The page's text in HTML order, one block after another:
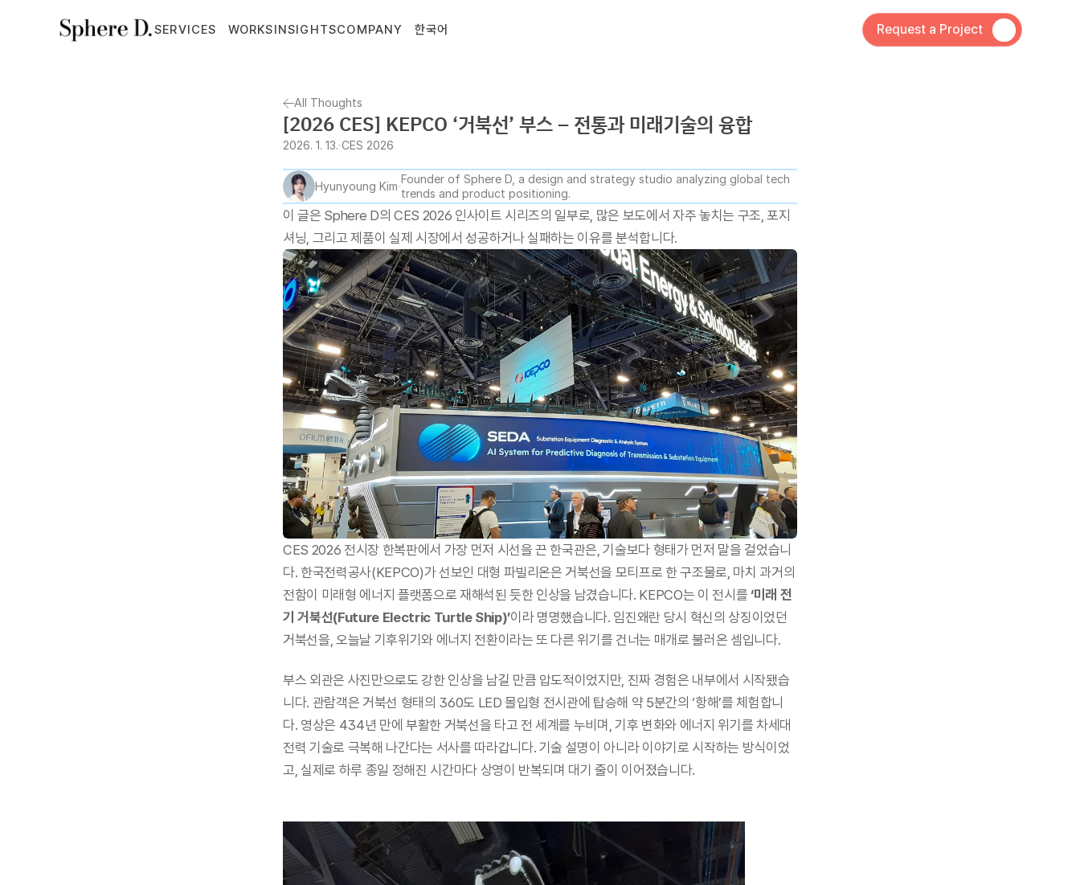
SERVICES WORKSINSIGHTSCOMPANY 한국어 Request a Project
All Thoughts
[2026 CES] KEPCO ‘거북선’ 부스 – 전통과 미래기술의 융합
2026. 1. 13. CES 2026
Hyunyoung Kim
Founder of Sphere D, a design and strategy studio analyzing global tech
trends and product positioning.
이 글은 Sphere D의 CES 2026 인사이트 시리즈의 일부로, 많은 보도에서 자주 놓치는 구조, 포지
셔닝, 그리고 제품이 실제 시장에서 성공하거나 실패하는 이유를 분석합니다.
CES 2026 전시장 한복판에서 가장 먼저 시선을 끈 한국관은, 기술보다 형태가 먼저 말을 걸었습니
다. 한국전력공사(KEPCO)가 선보인 대형 파빌리온은 거북선을 모티프로 한 구조물로, 마치 과거의
전함이 미래형 에너지 플랫폼으로 재해석된 듯한 인상을 남겼습니다. KEPCO는 이 전시를 ‘미래 전
기 거북선(Future Electric Turtle Ship)’이라 명명했습니다. 임진왜란 당시 혁신의 상징이었던
거북선을, 오늘날 기후위기와 에너지 전환이라는 또 다른 위기를 건너는 매개로 불러온 셈입니다.
부스 외관은 사진만으로도 강한 인상을 남길 만큼 압도적이었지만, 진짜 경험은 내부에서 시작됐습
니다. 관람객은 거북선 형태의 360도 LED 몰입형 전시관에 탑승해 약 5분간의 ‘항해’를 체험합니
다. 영상은 434년 만에 부활한 거북선을 타고 전 세계를 누비며, 기후 변화와 에너지 위기를 차세대
전력 기술로 극복해 나간다는 서사를 따라갑니다. 기술 설명이 아니라 이야기로 시작하는 방식이었
고, 실제로 하루 종일 정해진 시간마다 상영이 반복되며 대기 줄이 이어졌습니다.